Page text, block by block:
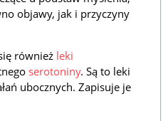
objawy, jak i przyczyny
również leki
serotoniny. Są to leki
ubocznych. Zapisuje je